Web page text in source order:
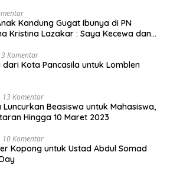
Kandung Gugat Ibunya di PN
Kristina Lazakar : Saya Kecewa dan
Komentar
dari Kota Pancasila untuk Lomblen
13 Komentar
Luncurkan Beasiswa untuk Mahasiswa,
Hingga 10 Maret 2023
10 Komentar
Kopong untuk Ustad Abdul Somad